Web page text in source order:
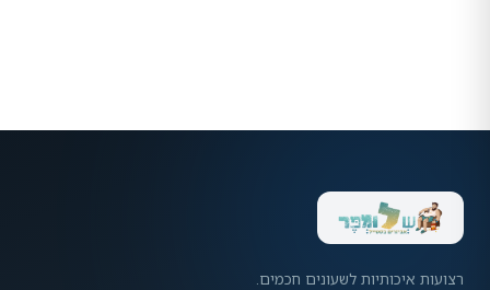
רצועות איכותיות לשעונים חכמים.